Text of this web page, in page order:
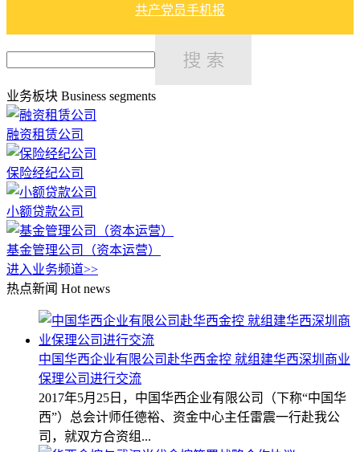
共产党员手机报
业务板块 Business segments
融资租赁公司
保险经纪公司
小额贷款公司
基金管理公司（资本运营）
进入业务频道>>
热点新闻 Hot news
中国华西企业有限公司赴华西金控 就组建华西深圳商业
保理公司进行交流
2017年5月25日，中国华西企业有限公司（下称“中国华
西”）总会计师任德裕、资金中心主任雷震一行赴我公
司，就双方合资组...